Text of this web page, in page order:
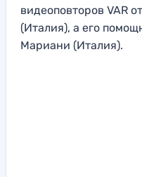
видеоповторов VAR
(Италия), а его
Мариани (Италия).